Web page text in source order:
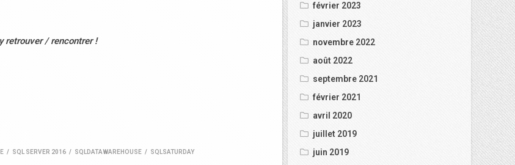
retrouver / rencontrer !
/ SQL SERVER 2016 / SQLDATAWAREHOUSE / SQLSATURDAY
février 2023
janvier 2023
novembre 2022
août 2022
septembre 2021
février 2021
avril 2020
juillet 2019
juin 2019